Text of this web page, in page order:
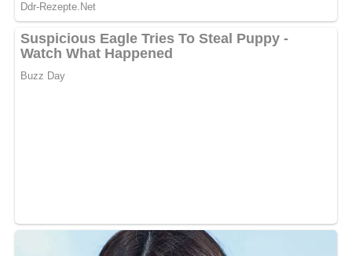
über Holzkohle, eine flache Schüssel zum Marinieren,
einen Grillwender und einen Pinsel zum Bestreichen des
Rosts mit Öl.
Tipps zum Rezept
Geschmack der Forellen zu intensivieren.
Achte beim Grillen darauf, die Forellen vorsichtig zu